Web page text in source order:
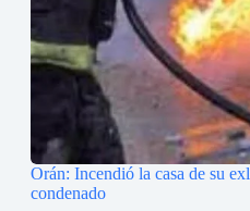
Orán: Incendió la casa de su
condenado